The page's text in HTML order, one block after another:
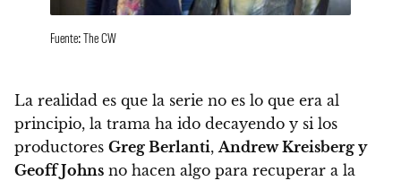
Fuente: The CW
La realidad es que la serie no es lo que era al
principio, la trama ha ido decayendo y si los
productores Greg Berlanti,Andrew Kreisberg y
Geoff Johns no hacen algo para recuperar a la